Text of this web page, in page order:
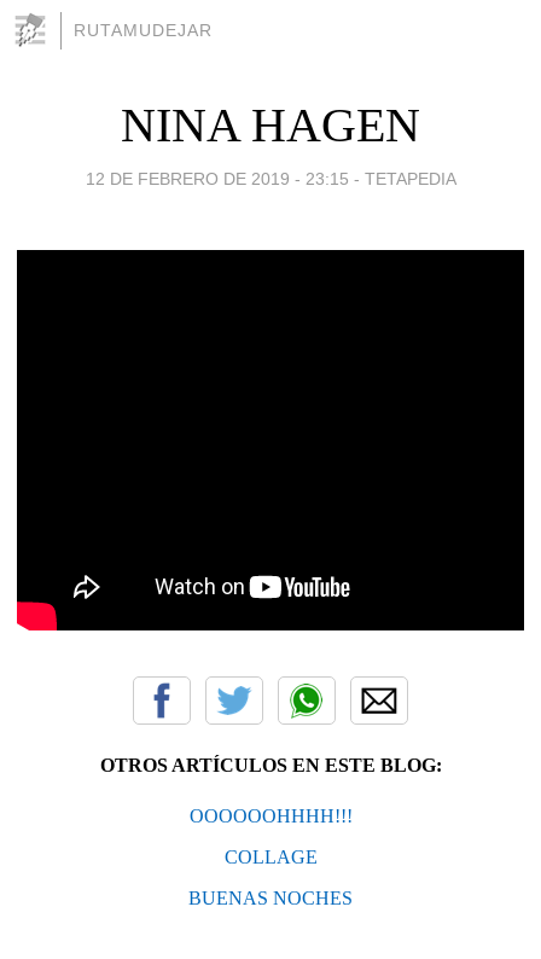
RUTAMUDEJAR
NINA HAGEN
12 DE FEBRERO DE 2019 - 23:15 - TETAPEDIA
OTROS ARTÍCULOS EN ESTE BLOG:
OOOOOOHHHH!!!
COLLAGE
BUENAS NOCHES